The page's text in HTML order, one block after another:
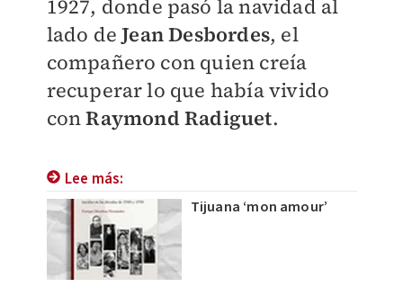
1927, donde pasó la navidad al
lado de Jean Desbordes, el
compañero con quien creía
recuperar lo que había vivido
conRaymond Radiguet.
Lee más:
Tijuana ‘mon amour’